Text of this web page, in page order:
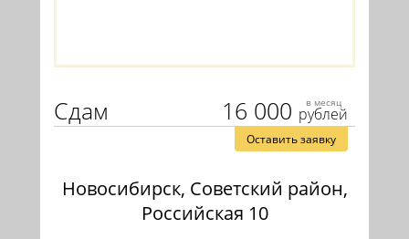
16 000 в месяц
рублей
Сдам
Оставить заявку
Новосибирск, Советский район,
Российская 10